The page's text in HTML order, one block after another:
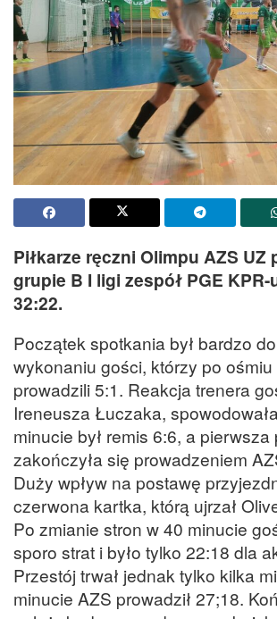
Piłkarze ręczni Olimpu AZS UZ
grupie B I ligi zespół PGE
32:22.
Początek spotkania był bardzo
wykonaniu gości, którzy po
prowadzili 5:1. Reakcja trenera
Ireneusza Łuczaka,
minucie był remis 6:6, a pierwsza
zakończyła się prowadzeniem
Duży wpływ na postawę
czerwona kartka, którą ujrzał
Po zmianie stron w 40 minucie
sporo strat i było tylko 22:18 dla
Przestój trwał jednak tylko kilka
minucie AZS prowadził 27;18.